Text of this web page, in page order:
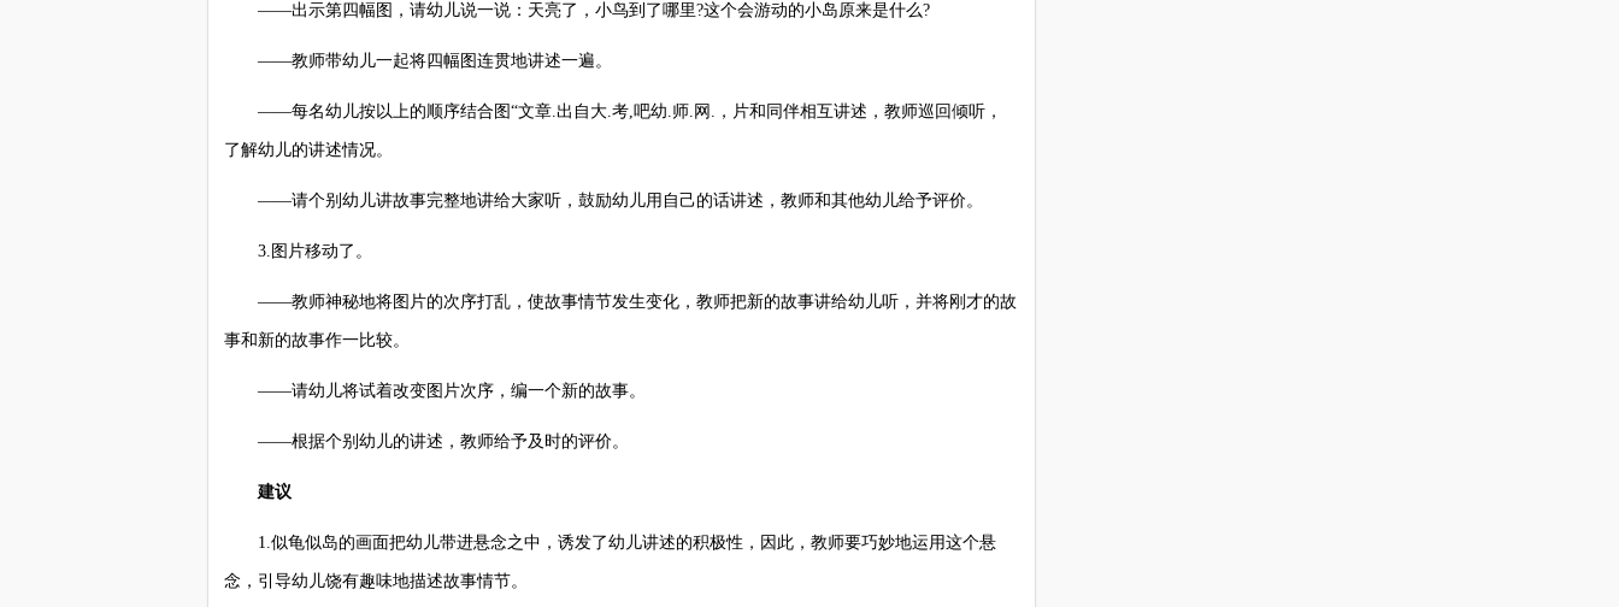
——出示第四幅图，请幼儿说一说：天亮了，小鸟到了哪里?这个会游动的小岛原来是什么?
——教师带幼儿一起将四幅图连贯地讲述一遍。
——每名幼儿按以上的顺序结合图“文章.出自大.考,吧幼.师.网.，片和同伴相互讲述，教师巡回倾听，
了解幼儿的讲述情况。
——请个别幼儿讲故事完整地讲给大家听，鼓励幼儿用自己的话讲述，教师和其他幼儿给予评价。
3.图片移动了。
——教师神秘地将图片的次序打乱，使故事情节发生变化，教师把新的故事讲给幼儿听，并将刚才的故
事和新的故事作一比较。
——请幼儿将试着改变图片次序，编一个新的故事。
——根据个别幼儿的讲述，教师给予及时的评价。
建议
1.似龟似岛的画面把幼儿带进悬念之中，诱发了幼儿讲述的积极性，因此，教师要巧妙地运用这个悬
念，引导幼儿饶有趣味地描述故事情节。